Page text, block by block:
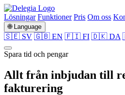
Lösningar Funktioner Pris Om oss
🌐 Language
🇸🇪 SV 🇬🇧 EN 🇫🇮 FI 🇩🇰 DA
Spara tid och pengar
Allt från inbjudan till
fakturering